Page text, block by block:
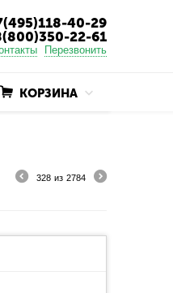
40-29
22-61
Перезвонить
КОРЗИНА
328 из 2784